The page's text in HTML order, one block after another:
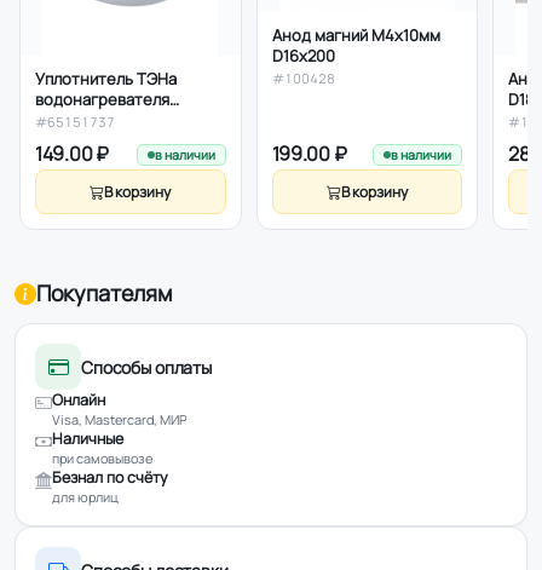
Уплотнитель ТЭНа
водонагревателя
D62*45*13,5мм силикон
Ariston, Thermex, низкая
65151737
#65151737
149.00 ₽ в наличии
В корзину
Анод магний М4х10мм
D16х200
#100428
199.00 ₽ в наличии
В корзину
Покупателям
Способы оплаты
Онлайн
Visa, Mastercard, МИР
Наличные
при самовывозе
Безнал по счёту
для юрлиц